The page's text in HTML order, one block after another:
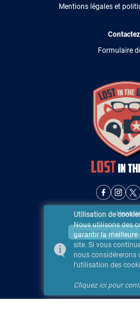
Mentions légales et
Formulaire
Utilisation de
Nous utilisons des
garantir la meilleure
site. Si vous
nous considérerons
l'utilisation des
Cliquez ici pour